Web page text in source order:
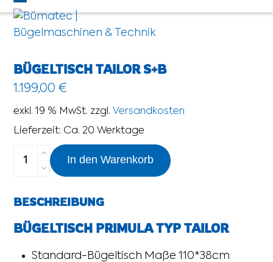
Skip
content
Open
mobile
Close
mobile
BÜGELTISCH TAILOR S+B
1.199,00€
exkl. 19 % MwSt. zzgl. Versandkosten
Lieferzeit: Ca. 20 Werktage
Bügeltisch
Tailor
Menge
In den Warenkorb
BESCHREIBUNG
BÜGELTISCH PRIMULA TYP TAILOR
Standard-Bügeltisch Maße 110*38cm